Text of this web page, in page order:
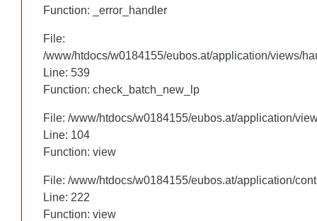
Function: _error_handler
File:
/www/htdocs/w0184155/eubos.at/application/views/
Line: 460
Function: check_batch_new_lp
File: /www/htdocs/w0184155/eubos.at/application/
Line: 104
Function: view
File: /www/htdocs/w0184155/eubos.at/application/
Line: 222
Function: view
Function: _error_handler
File:
/www/htdocs/w0184155/eubos.at/application/views/
Line: 539
Function: check_batch_new_lp
File: /www/htdocs/w0184155/eubos.at/application/
Line: 104
Function: view
File: /www/htdocs/w0184155/eubos.at/application/
Line: 222
Function: view